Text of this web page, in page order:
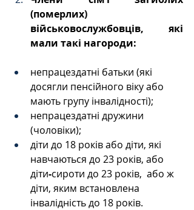
(померлих)
військовослужбовців, які
мали такі нагороди:
непрацездатні батьки (які
досягли пенсійного віку або
мають групу інвалідності);
непрацездатні дружини
(чоловіки);
діти до 18 років або діти, які
навчаються до 23 років, або
діти-сироти до 23 років,  або ж
діти, яким встановлена
інвалідність до 18 років.